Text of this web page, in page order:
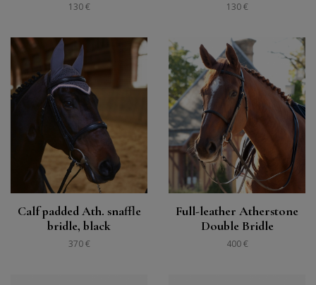
130 € 130 €
Calf padded Ath. snaffle
bridle, black
370 €
Full-leather Atherstone
Double Bridle
400 €